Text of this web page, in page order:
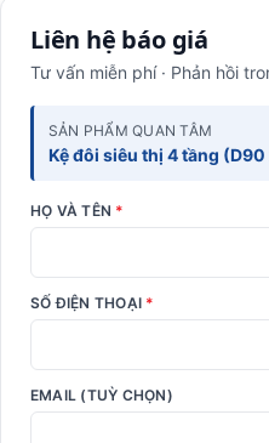
Liên hệ báo giá
Tư vấn miễn phí · Phản hồi
SẢN PHẨM QUAN TÂM
Kệ đôi siêu thị 4 tầng (D90
HỌ VÀ TÊN *
SỐ ĐIỆN THOẠI *
EMAIL (TUỲ CHỌN)